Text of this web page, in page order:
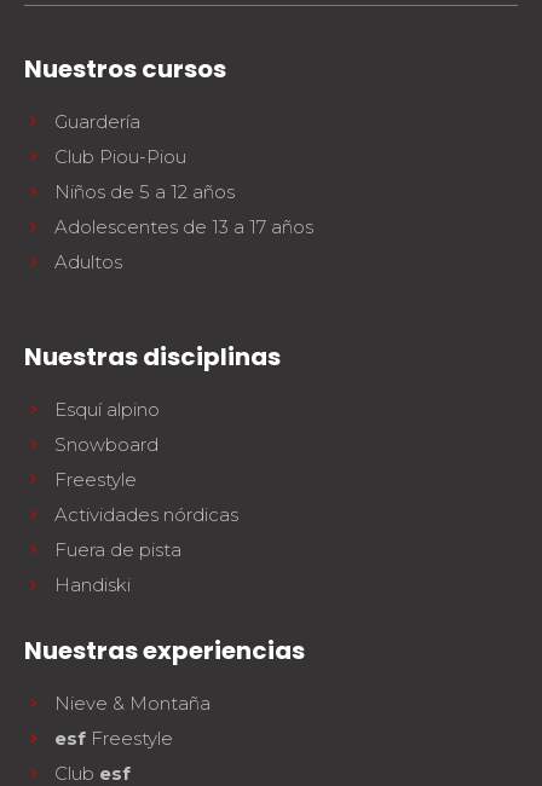
Nuestros cursos
Guardería
Club Piou-Piou
Niños de 5 a 12 años
Adolescentes de 13 a 17 años
Adultos
Nuestras disciplinas
Esquí alpino
Snowboard
Freestyle
Actividades nórdicas
Fuera de pista
Handiski
Nuestras experiencias
Nieve & Montaña
esf Freestyle
Club esf